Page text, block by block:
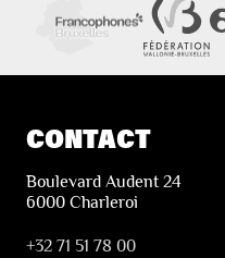
CONTACT
Boulevard Audent 24
6000 Charleroi
+32 71 51 78 00